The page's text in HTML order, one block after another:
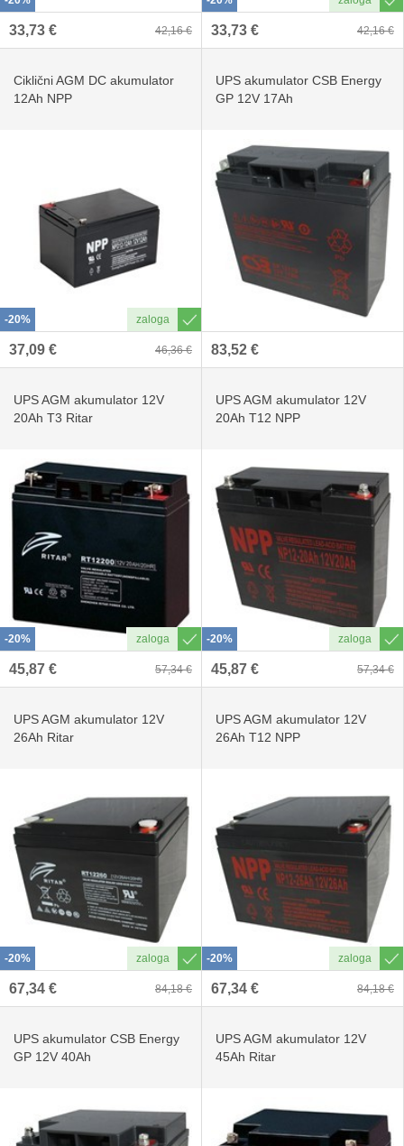
42,16 €
33,73 € 42,16 €
33,73 €
-20%
Ciklični AGM DC akumulator
12Ah NPP
46,36 €
37,09 €
UPS akumulator CSB Energy
GP 12V 17Ah
83,52 €
-20%
UPS AGM akumulator 12V
20Ah T3 Ritar
57,34 €
45,87 €
-20%
UPS AGM akumulator 12V
20Ah T12 NPP
57,34 €
45,87 €
-20%
UPS AGM akumulator 12V
26Ah Ritar
84,18 €
67,34 €
-20%
UPS AGM akumulator 12V
26Ah T12 NPP
84,18 €
67,34 €
UPS akumulator CSB Energy
GP 12V 40Ah
UPS AGM akumulator 12V
45Ah Ritar